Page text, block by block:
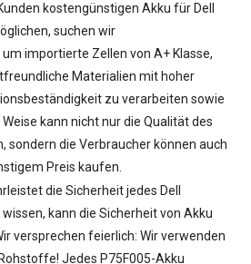
kostengünstigen Akku für Dell
suchen wir
importierte Zellen von A+ Klasse,
Materialien mit hoher
zu verarbeiten sowie
kann nicht nur die Qualität des
sondern die Verbraucher können auch
Preis kaufen.
die Sicherheit jedes Dell
wissen, kann die Sicherheit von Akku
versprechen feierlich: Wir verwenden
Jedes P75F005-Akku